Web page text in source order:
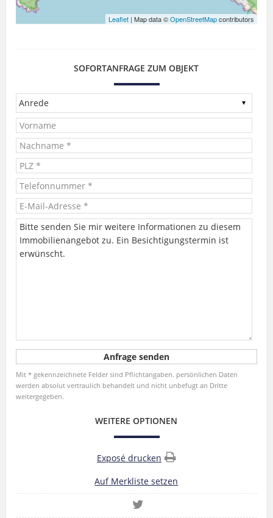
Leaflet | Map data ©OpenStreetMapcontributors
SOFORTANFRAGE ZUM OBJEKT
Mit * gekennzeichnete Felder sind Pflichtangaben. persönlichen Daten
werden absolut vertraulich behandelt und nicht unbefugt an Dritte
weitergegeben.
WEITERE OPTIONEN
Exposé drucken
Auf Merkliste setzen